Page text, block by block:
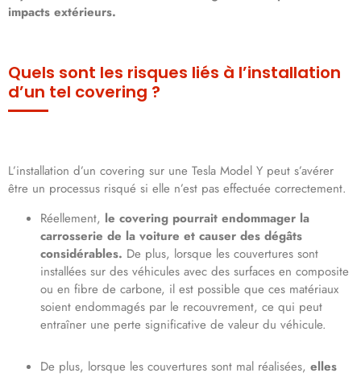
impacts extérieurs.
Quels sont les risques liés à l’installation
d’un tel covering ?
L’installation d’un covering sur une Tesla Model Y peut s’avérer
être un processus risqué si elle n’est pas effectuée correctement.
Réellement, le covering pourrait endommager la
carrosserie de la voiture et causer des dégâts
considérables. De plus, lorsque les couvertures sont
installées sur des véhicules avec des surfaces en composite
ou en fibre de carbone, il est possible que ces matériaux
soient endommagés par le recouvrement, ce qui peut
entraîner une perte significative de valeur du véhicule.
De plus, lorsque les couvertures sont mal réalisées, elles